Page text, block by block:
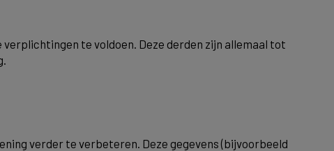
te voldoen. Deze derden zijn allemaal tot
verder te verbeteren. Deze gegevens (bijvoorbeeld